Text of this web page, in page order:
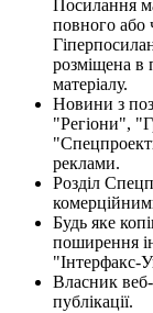
Посилання
повного або
розміщена в
матеріалу.
Новини з
"Регіони",
реклами.
Розділ
Будь яке
поширення
"Інтерфакс-
Власник
публікації.